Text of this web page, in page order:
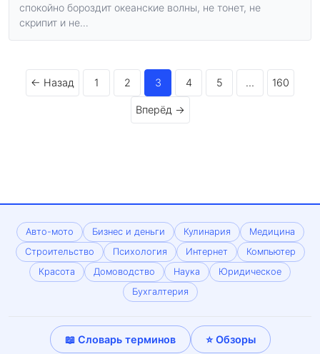
спокойно бороздит океанские волны, не тонет, не
скрипит и не…
← Назад 1 2 3 4 5 … 160
Вперёд →
Авто-мото Бизнес и деньги Кулинария
Медицина
Строительство
Психология Интернет
Компьютер
Красота
Домоводство Наука
Юридическое
Бухгалтерия
📖 Словарь терминов ⭐ Обзоры